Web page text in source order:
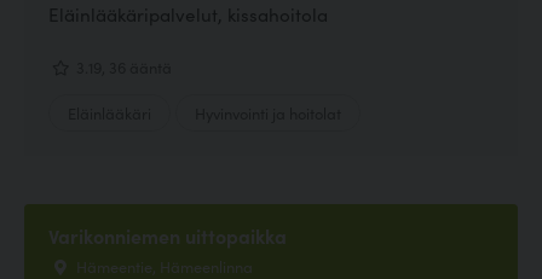
Eläinlääkäripalvelut, kissahoitola
Varikonniemen uittopaikka
Hämeentie, Hämeenlinna